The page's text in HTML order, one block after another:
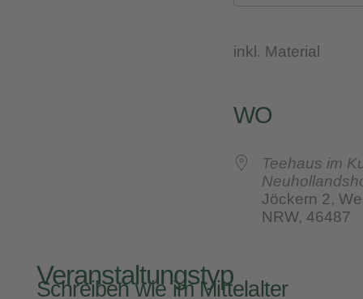
Veranstaltungstyp
inkl. Material
WO
Teehaus im
Jöckern 2,
NRW, 46487
Schreiben wie im Mittelalter